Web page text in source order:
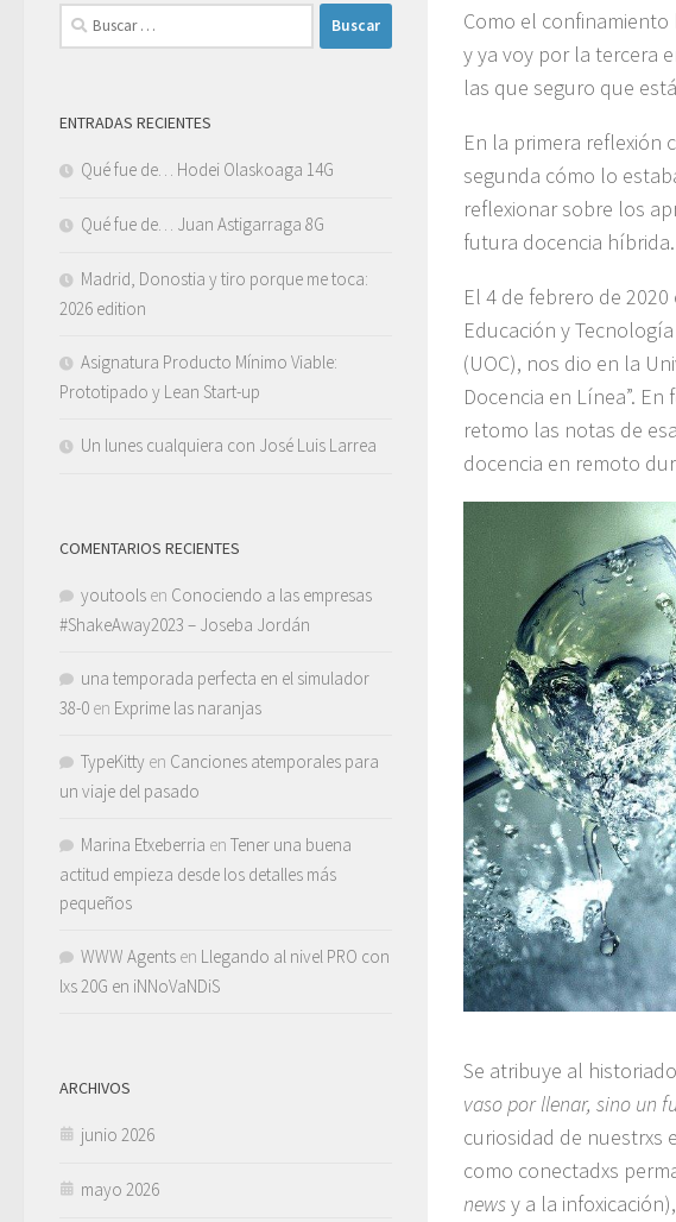
Como el
y ya voy por la tercera
las que seguro que
En la primera reflexión
segunda cómo lo
reflexionar sobre los
futura docencia híbrida.
El 4 de febrero de
Educación y
(UOC), nos dio en la
Docencia en Línea”.
retomo las notas de
docencia en remoto
Se atribuye al
vaso por llenar, sino un
curiosidad de nuestrxs
como conectadxs
newsy a la
Buscar:
ENTRADAS RECIENTES
Qué fue de… Hodei Olaskoaga 14G
Qué fue de… Juan Astigarraga 8G
Madrid, Donostia y tiro porque me toca:
2026 edition
Asignatura Producto Mínimo Viable:
Prototipado y Lean Start-up
Un lunes cualquiera con José Luis Larrea
COMENTARIOS RECIENTES
youtools en Conociendo a las empresas
#ShakeAway2023 – Joseba Jordán
una temporada perfecta en el simulador
38-0 en Exprime las naranjas
TypeKitty en Canciones atemporales para
un viaje del pasado
Marina Etxeberria en Tener una buena
actitud empieza desde los detalles más
pequeños
WWW Agents en Llegando al nivel PRO con
lxs 20G en iNNoVaNDiS
ARCHIVOS
junio 2026
mayo 2026